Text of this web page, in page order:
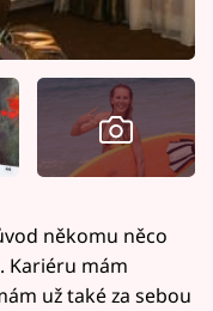
někomu něco
Kariéru mám
už také za sebou